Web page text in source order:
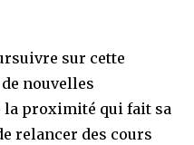
sur cette
nouvelles
la proximité qui fait sa
relancer des cours